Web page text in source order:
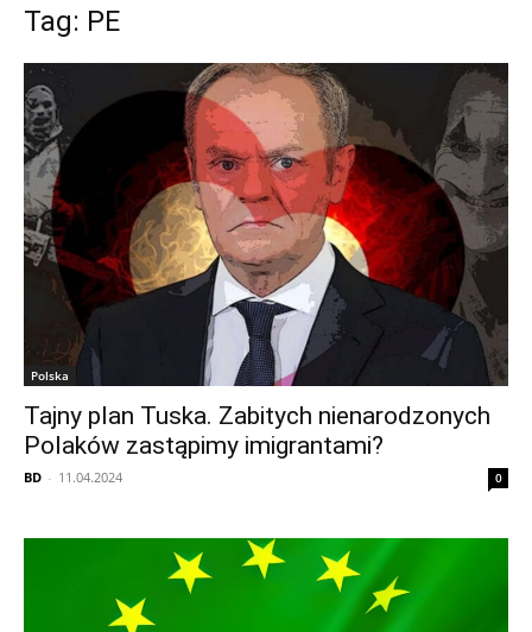
Tag: PE
Polska
Tajny plan Tuska. Zabitych nienarodzonych
Polaków zastąpimy imigrantami?
BD - 11.04.2024 0